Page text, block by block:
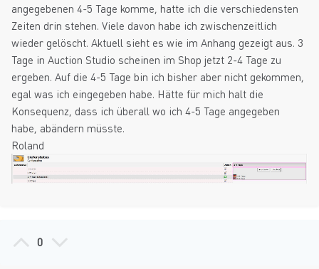
angegebenen 4-5 Tage komme, hatte ich die verschiedensten
Zeiten drin stehen. Viele davon habe ich zwischenzeitlich
wieder gelöscht. Aktuell sieht es wie im Anhang gezeigt aus. 3
Tage in Auction Studio scheinen im Shop jetzt 2-4 Tage zu
ergeben. Auf die 4-5 Tage bin ich bisher aber nicht gekommen,
egal was ich eingegeben habe. Hätte für mich halt die
Konsequenz, dass ich überall wo ich 4-5 Tage angegeben
habe, abändern müsste.
Roland
0